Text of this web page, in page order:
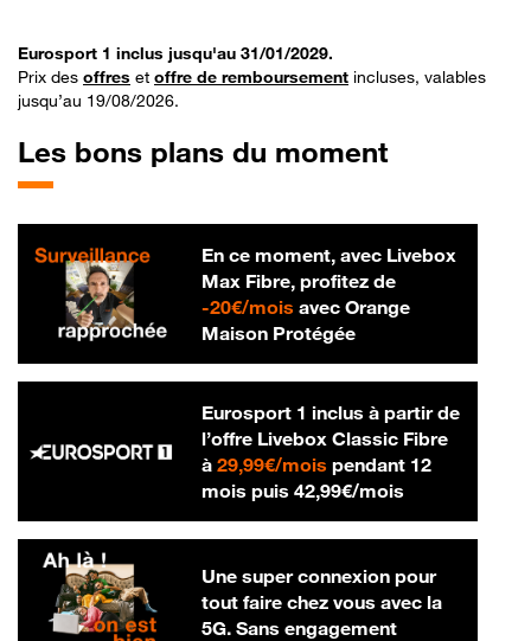
Eurosport 1 inclus jusqu'au 31/01/2029.
Prix des offres et offre de remboursement incluses, valables
jusqu’au 19/08/2026.
Les bons plans du moment
En ce moment, avec Livebox
Max Fibre, profitez de
-20€/mois20 € par mois
avec Orange
Maison Protégée
Eurosport 1 inclus à partir de
l’offre Livebox Classic Fibre
à 29,99€/mois29,99 € par mois
pendant 12
mois puis 42,99€/mois42,99 € par
Une super connexion pour
tout faire chez vous avec la
5G. Sans engagement